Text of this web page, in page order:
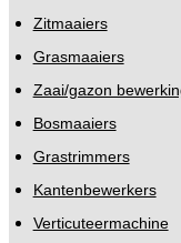
Zitmaaiers
Grasmaaiers
Zaai/gazon
Bosmaaiers
Grastrimmers
Kantenbewerkers
Verticuteermachine